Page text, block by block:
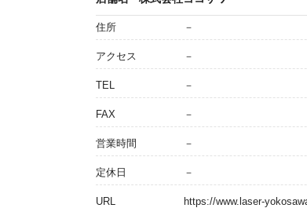
住所 －
アクセス －
TEL －
FAX －
営業時間 －
定休日 －
URL https://www.laser-